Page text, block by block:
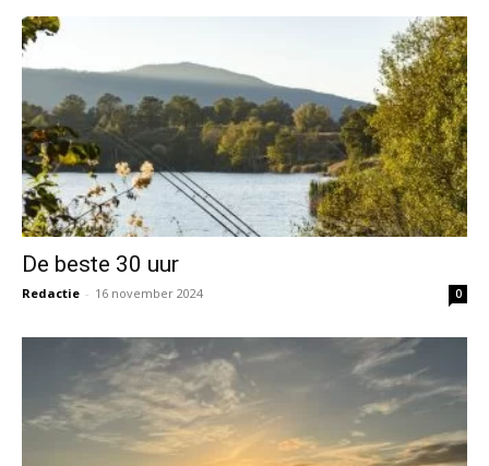
De beste 30 uur
Redactie - 16 november 2024 0